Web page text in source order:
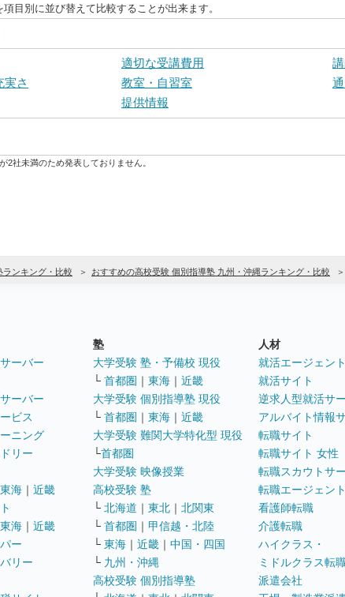
目別に並び替えて比較することが出来ます。
適切な受講費用
実さ
教室・自習室
提供情報
社未満のため発表しておりません。
ンキング・比較 おすすめの高校受験 個別指導塾 九州・沖縄ランキング・比較
ーバー
ーバー
ビス
ニング
リー
東海 ｜ 近畿
東海 ｜ 近畿
ー
リー
塾
大学受験 塾・予備校 現役
└ 首都圏 ｜ 東海 ｜ 近畿
大学受験 個別指導塾 現役
└ 首都圏 ｜ 東海 ｜ 近畿
大学受験 難関大学特化型 現役
└首都圏
大学受験 映像授業
高校受験 塾
└ 北海道 ｜ 東北 ｜ 北関東
└ 首都圏 ｜ 甲信越・北陸
└ 東海 ｜ 近畿 ｜ 中国・四国
└ 九州・沖縄
高校受験 個別指導塾
人材
就活エージェント
就活サイト
逆求人型就活サ
アルバイト情報
転職サイト
転職サイト 女性
転職スカウトサ
転職エージェント
看護師転職
介護転職
ハイクラス・
ミドルクラス転
派遣会社